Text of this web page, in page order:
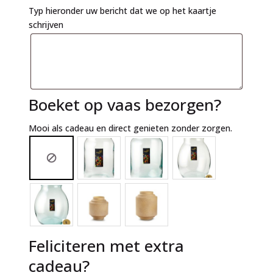
Typ hieronder uw bericht dat we op het kaartje
schrijven
Boeket op vaas bezorgen?
Mooi als cadeau en direct genieten zonder zorgen.
Feliciteren met extra
cadeau?